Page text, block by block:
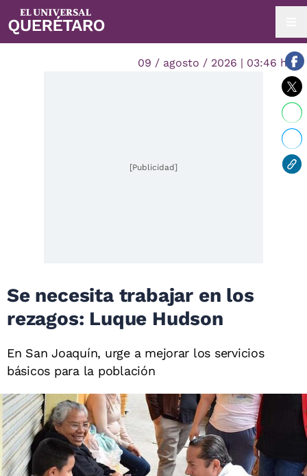
09 / agosto / 2026 | 03:46 hrs.
[Publicidad]
Se necesita trabajar en los
rezagos: Luque Hudson
En San Joaquín, urge a mejorar los servicios
básicos para la población